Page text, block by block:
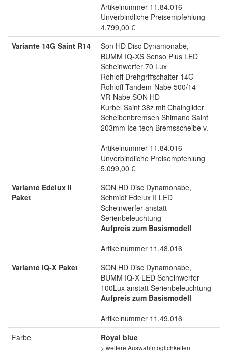
Artikelnummer 11.84.016
Unverbindliche Preisempfehlung
4.799,00 €
Variante 14G Saint R14
Son HD Disc Dynamonabe,
BUMM IQ-XS Senso Plus LED
Scheinwerfer 70 Lux
Rohloff Drehgriffschalter 14G
Rohloff-Tandem-Nabe 500/14
VR-Nabe SON HD
Kurbel Saint 38z mit Chainglider
Scheibenbremsen Shimano Saint
203mm Ice-tech Bremsscheibe v.
Artikelnummer 11.84.016
Unverbindliche Preisempfehlung
5.099,00 €
Variante Edelux II
Paket
SON HD Disc Dynamonabe,
Schmidt Edelux II LED
Scheinwerfer anstatt
Serienbeleuchtung
Aufpreis zum Basismodell
Artikelnummer 11.48.016
Variante IQ-X Paket
SON HD Disc Dynamonabe,
BUMM IQ-X LED Scheinwerfer
100Lux anstatt Serienbeleuchtung
Aufpreis zum Basismodell
Artikelnummer 11.49.016
Farbe
Royal blue
> weitere Auswahlmöglichkeiten